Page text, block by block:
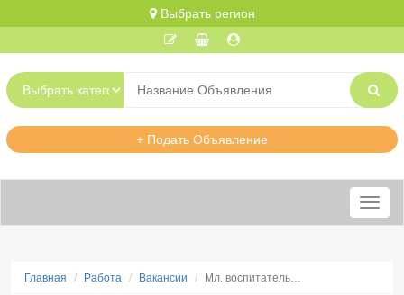
Выбрать регион
+ Подать Объявление
Меню
Главная Работа Вакансии Мл. воспитатель…